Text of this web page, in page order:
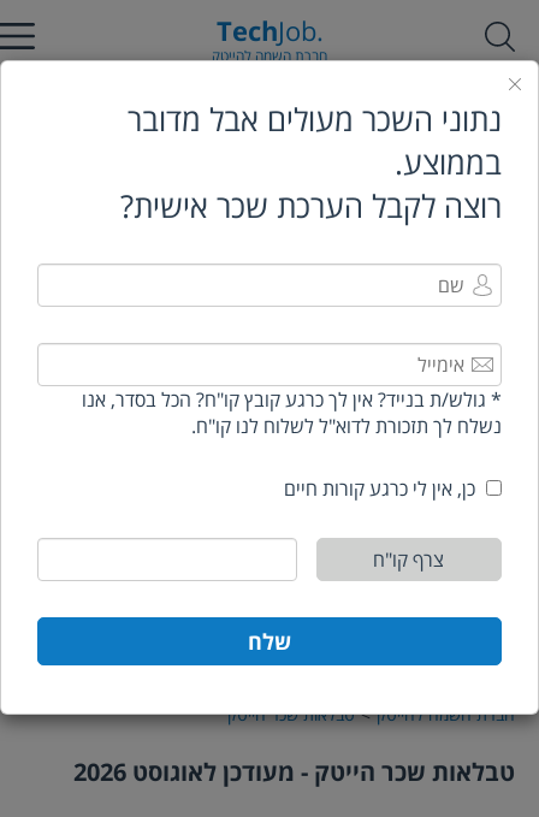
TechJob.
חברת השמה להייטק
טבלאות שכר
הייטק
חברת השמה להייטק טבלאות שכר הייטק
טבלאות שכר הייטק - מעודכן לאוגוסט 2026
נתוני השכר מעולים אבל מדובר
בממוצע.
רוצה לקבל הערכת שכר אישית?
* גולש/ת בנייד? אין לך כרגע קובץ קו"ח? הכל בסדר, אנו
נשלח לך תזכורת לדוא"ל לשלוח לנו קו"ח.
כן, אין לי כרגע קורות חיים
צרף קו"ח
שלח